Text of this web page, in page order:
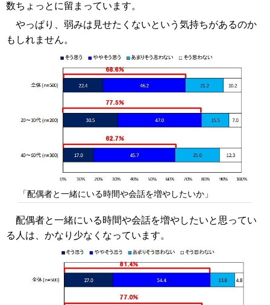
数ちょっとに留まっています。
やっぱり、弱みは見せたくないという気持ちがあるのか
もしれません。
「配偶者と一緒にいる時間や会話を増やしたいか」
配偶者と一緒にいる時間や会話を増やしたいと思ってい
る人は、かなり少なくなっています。